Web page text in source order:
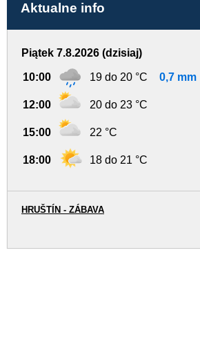
Aktualne info
Piątek 7.8.2026 (dzisiaj)
10:00 19 do 20 °C 0,7 mm
12:00 20 do 23 °C
15:00 22 °C
18:00 18 do 21 °C
HRUŠTÍN - ZÁBAVA